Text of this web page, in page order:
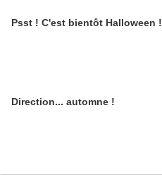
Psst ! C'est bientôt Halloween !
Direction... automne !